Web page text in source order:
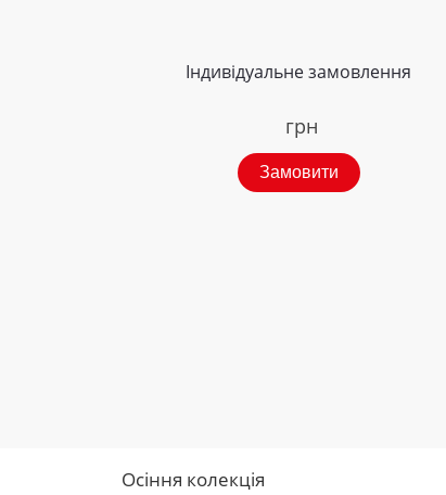
Індивідуальне замовлення
грн
Замовити
Осіння колекція